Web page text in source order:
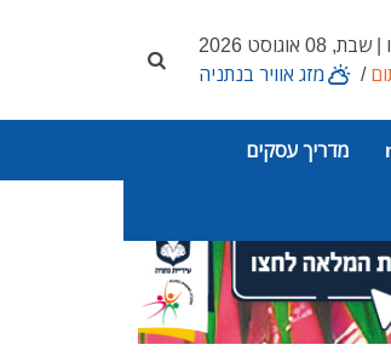
2026
/ מזג אוויר בנתניה
מדריך עסקים